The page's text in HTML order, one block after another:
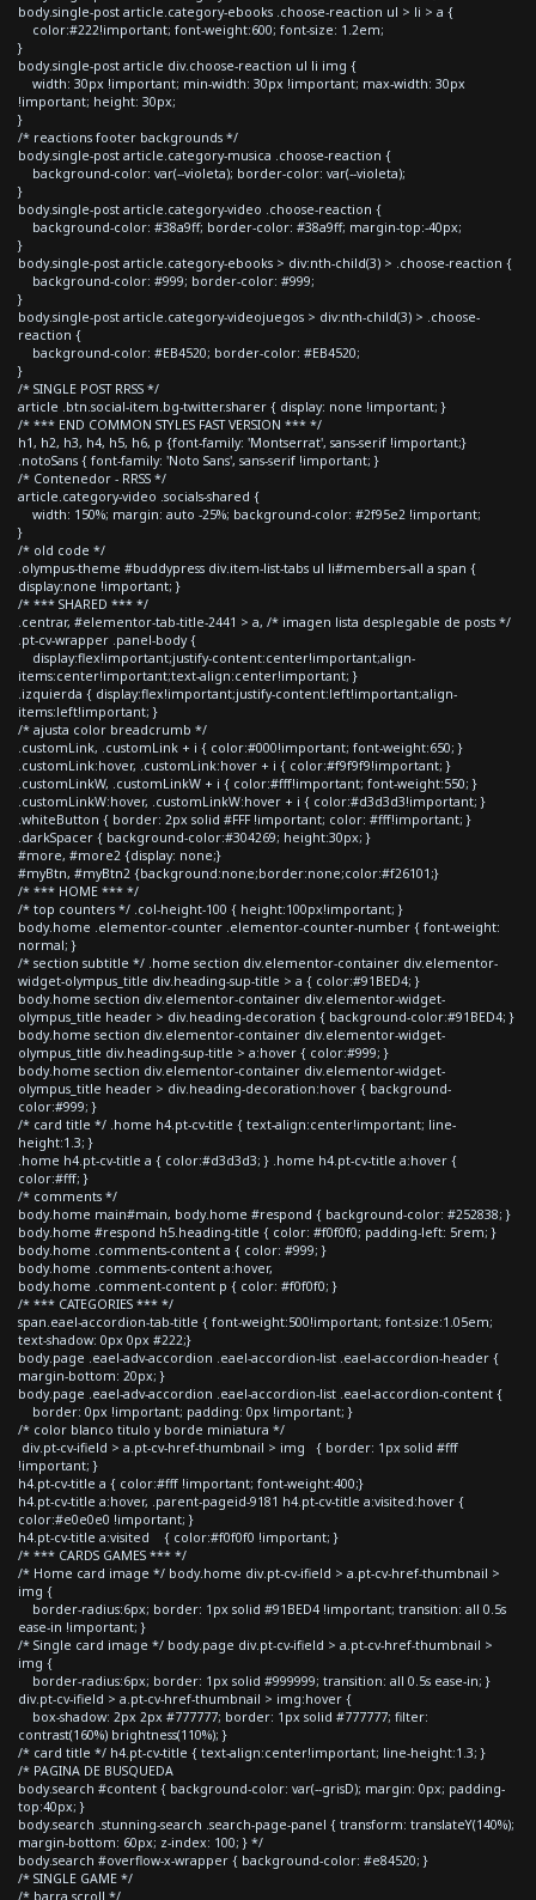
body.single-post article.category-ebooks .choose-reaction ul > li > a {
color:#222!important; font-weight:600; font-size: 1.2em;
}
body.single-post article div.choose-reaction ul li img {
width: 30px !important; min-width: 30px !important; max-width: 30px
!important; height: 30px;
}
/* reactions footer backgrounds */
body.single-post article.category-musica .choose-reaction {
background-color: var(--violeta); border-color: var(--violeta);
}
body.single-post article.category-video .choose-reaction {
background-color: #38a9ff; border-color: #38a9ff; margin-top:-40px;
}
body.single-post article.category-ebooks > div:nth-child(3) > .choose-reaction {
background-color: #999; border-color: #999;
}
body.single-post article.category-videojuegos > div:nth-child(3) > .choose-
reaction {
background-color: #EB4520; border-color: #EB4520;
}
/* SINGLE POST RRSS */
article .btn.social-item.bg-twitter.sharer { display: none !important; }
/* *** END COMMON STYLES FAST VERSION *** */
h1, h2, h3, h4, h5, h6, p {font-family: 'Montserrat', sans-serif !important;}
.notoSans { font-family: 'Noto Sans', sans-serif !important; }
/* Contenedor - RRSS */
article.category-video .socials-shared {
width: 150%; margin: auto -25%; background-color: #2f95e2 !important;
}
/* old code */
.olympus-theme #buddypress div.item-list-tabs ul li#members-all a span {
display:none !important; }
/* *** SHARED *** */
.centrar, #elementor-tab-title-2441 > a, /* imagen lista desplegable de posts */
.pt-cv-wrapper .panel-body {
display:flex!important;justify-content:center!important;align-
items:center!important;text-align:center!important; }
.izquierda { display:flex!important;justify-content:left!important;align-
items:left!important; }
/* ajusta color breadcrumb */
.customLink, .customLink + i { color:#000!important; font-weight:650; }
.customLink:hover, .customLink:hover + i { color:#f9f9f9!important; }
.customLinkW, .customLinkW + i { color:#fff!important; font-weight:550; }
.customLinkW:hover, .customLinkW:hover + i { color:#d3d3d3!important; }
.whiteButton { border: 2px solid #FFF !important; color: #fff!important; }
.darkSpacer { background-color:#304269; height:30px; }
#more, #more2 {display: none;}
#myBtn, #myBtn2 {background:none;border:none;color:#f26101;}
/* *** HOME *** */
/* top counters */ .col-height-100 { height:100px!important; }
body.home .elementor-counter .elementor-counter-number { font-weight:
normal; }
/* section subtitle */ .home section div.elementor-container div.elementor-
widget-olympus_title div.heading-sup-title > a { color:#91BED4; }
body.home section div.elementor-container div.elementor-widget-
olympus_title header > div.heading-decoration { background-color:#91BED4; }
body.home section div.elementor-container div.elementor-widget-
olympus_title div.heading-sup-title > a:hover { color:#999; }
body.home section div.elementor-container div.elementor-widget-
olympus_title header > div.heading-decoration:hover { background-
color:#999; }
/* card title */ .home h4.pt-cv-title { text-align:center!important; line-
height:1.3; }
.home h4.pt-cv-title a { color:#d3d3d3; } .home h4.pt-cv-title a:hover {
color:#fff; }
/* comments */
body.home main#main, body.home #respond { background-color: #252838; }
body.home #respond h5.heading-title { color: #f0f0f0; padding-left: 5rem; }
body.home .comments-content a { color: #999; }
body.home .comments-content a:hover,
body.home .comment-content p { color: #f0f0f0; }
/* *** CATEGORIES *** */
span.eael-accordion-tab-title { font-weight:500!important; font-size:1.05em;
text-shadow: 0px 0px #222;}
body.page .eael-adv-accordion .eael-accordion-list .eael-accordion-header {
margin-bottom: 20px; }
body.page .eael-adv-accordion .eael-accordion-list .eael-accordion-content {
border: 0px !important; padding: 0px !important; }
/* color blanco titulo y borde miniatura */
div.pt-cv-ifield > a.pt-cv-href-thumbnail > img { border: 1px solid #fff
!important; }
h4.pt-cv-title a { color:#fff !important; font-weight:400;}
h4.pt-cv-title a:hover, .parent-pageid-9181 h4.pt-cv-title a:visited:hover {
color:#e0e0e0 !important; }
h4.pt-cv-title a:visited { color:#f0f0f0 !important; }
/* *** CARDS GAMES *** */
/* Home card image */ body.home div.pt-cv-ifield > a.pt-cv-href-thumbnail >
img {
border-radius:6px; border: 1px solid #91BED4 !important; transition: all 0.5s
ease-in !important; }
/* Single card image */ body.page div.pt-cv-ifield > a.pt-cv-href-thumbnail >
img {
border-radius:6px; border: 1px solid #999999; transition: all 0.5s ease-in; }
div.pt-cv-ifield > a.pt-cv-href-thumbnail > img:hover {
box-shadow: 2px 2px #777777; border: 1px solid #777777; filter:
contrast(160%) brightness(110%); }
/* card title */ h4.pt-cv-title { text-align:center!important; line-height:1.3; }
/* PAGINA DE BUSQUEDA
body.search #content { background-color: var(--grisD); margin: 0px; padding-
top:40px; }
body.search .stunning-search .search-page-panel { transform: translateY(140%);
margin-bottom: 60px; z-index: 100; } */
body.search #overflow-x-wrapper { background-color: #e84520; }
/* SINGLE GAME */
/* barra scroll */